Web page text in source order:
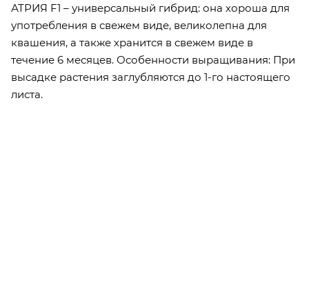
АТРИЯ F1 – универсальный гибрид: она хороша для
употребления в свежем виде, великолепна для
квашения, а также хранится в свежем виде в
течение 6 месяцев. Особенности выращивания: При
высадке растения заглубляются до 1-го настоящего
листа.